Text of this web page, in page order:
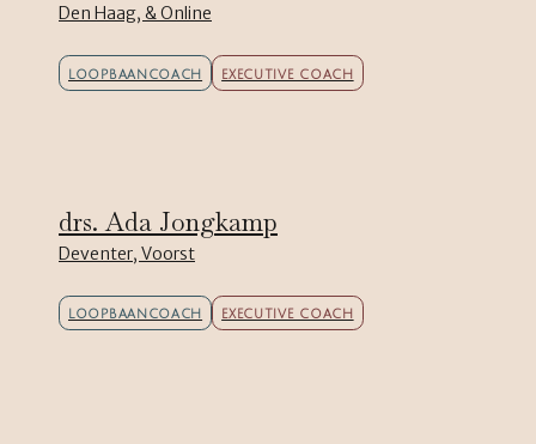
Den Haag, & Online
LOOPBAANCOACH EXECUTIVE COACH
drs. Ada Jongkamp
Deventer, Voorst
LOOPBAANCOACH EXECUTIVE COACH